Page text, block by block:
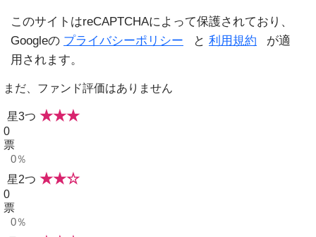
このサイトはreCAPTCHAによって保護されており、
Googleの プライバシーポリシー と 利用規約
が適
用されます。
まだ、ファンド評価はありません
星3つ ★★★
0
票
0％
星2つ ★★☆
0
票
0％